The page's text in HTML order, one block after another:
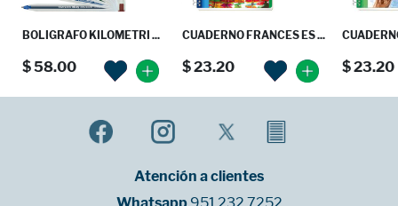
BOLIGRAFO KILOMETRI ...
$ 58.00
CUADERNO FRANCES ES ...
$ 23.20 $ 23.20
Atención a clientes